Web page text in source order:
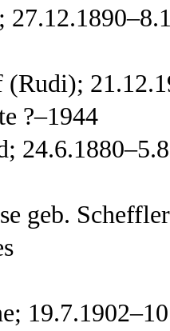
?–1944
geb. Scheffler